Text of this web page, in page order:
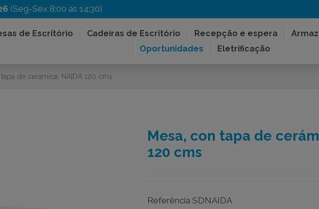
(Seg-Sex 8:00 às 14:30)
de Escritório Cadeiras de Escritório Recepção e espera
Oportunidades
Eletrificação
de cerámica, NAIDA 120 cms
Mesa, con tapa de
120 cms
Referência SDNAIDA